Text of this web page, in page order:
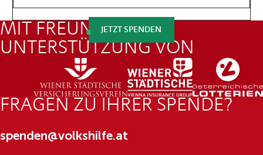
eingeben
JETZT SPENDEN
MIT FREUNDLICHER
UNTERSTÜTZUNG VON
FRAGEN ZU IHRER SPENDE?
spenden@volkshilfe.at